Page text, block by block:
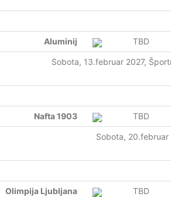
Aluminij TBD
Sobota, 13.februar 2027,
Nafta 1903 TBD
Sobota, 20.februar
Olimpija Ljubljana TBD